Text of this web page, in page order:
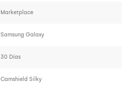
Marketplace
Samsung Galaxy
30 Días
Camshield Silky